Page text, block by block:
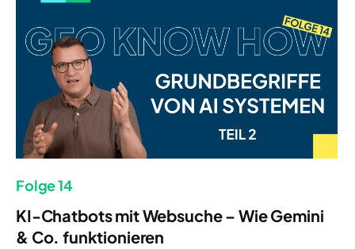
Folge 14
KI-Chatbots mit Websuche – Wie Gemini
& Co. funktionieren